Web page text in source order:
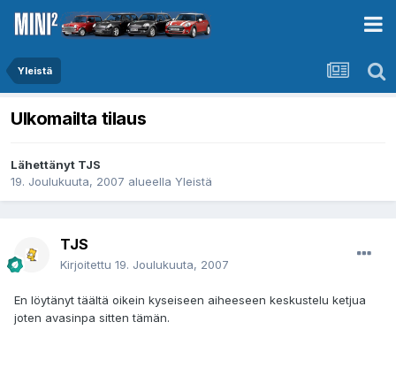
Yleistä
Ulkomailta tilaus
Lähettänyt TJS
19. Joulukuuta, 2007 alueella Yleistä
TJS
Kirjoitettu 19. Joulukuuta, 2007
En löytänyt täältä oikein kyseiseen aiheeseen keskustelu ketjua
joten avasinpa sitten tämän.